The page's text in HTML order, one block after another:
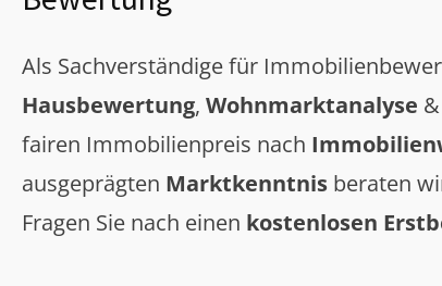
Als Sachverständige für
Hausbewertung, Wohnmarktanalyse &
fairen Immobilienpreis nach
ausgeprägten Marktkenntnis beraten
Fragen Sie nach einen kostenlosen